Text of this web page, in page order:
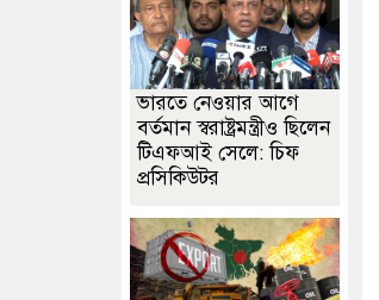
ভারতে নেওয়ার আগে
বর্তমান স্বরাষ্ট্রমন্ত্রীও ছিলেন
টিএফআই সেলে: চিফ
প্রসিকিউটর